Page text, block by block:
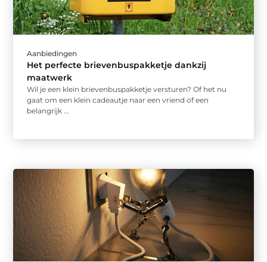
Aanbiedingen
Het perfecte brievenbuspakketje dankzij
maatwerk
Wil je een klein brievenbuspakketje versturen? Of het nu
gaat om een klein cadeautje naar een vriend of een
belangrijk ...